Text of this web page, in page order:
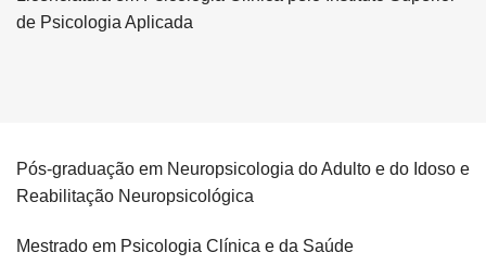
de Psicologia Aplicada
Pós-graduação em Neuropsicologia do Adulto e do Idoso e
Reabilitação Neuropsicológica
Mestrado em Psicologia Clínica e da Saúde